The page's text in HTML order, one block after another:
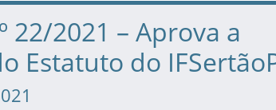
22/2021 – Aprova a
Estatuto do